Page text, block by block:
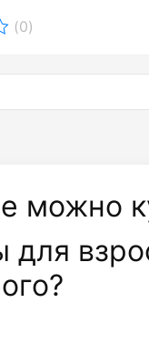
(0)
можно
для